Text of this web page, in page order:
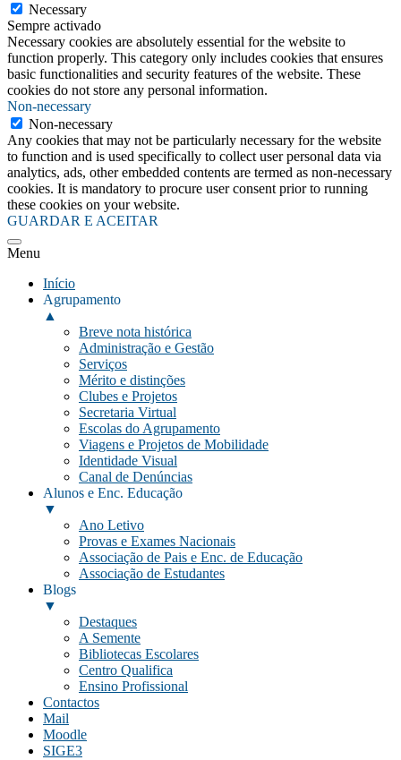
Necessary
Sempre activado
Necessary cookies are absolutely essential for the website to
function properly. This category only includes cookies that ensures
basic functionalities and security features of the website. These
cookies do not store any personal information.
Non-necessary
Non-necessary
Any cookies that may not be particularly necessary for the website
to function and is used specifically to collect user personal data via
analytics, ads, other embedded contents are termed as non-necessary
cookies. It is mandatory to procure user consent prior to running
these cookies on your website.
GUARDAR E ACEITAR
Menu
Início
Agrupamento
▲
Breve nota histórica
Administração e Gestão
Serviços
Mérito e distinções
Clubes e Projetos
Secretaria Virtual
Escolas do Agrupamento
Viagens e Projetos de Mobilidade
Identidade Visual
Canal de Denúncias
Alunos e Enc. Educação
▼
Ano Letivo
Provas e Exames Nacionais
Associação de Pais e Enc. de Educação
Associação de Estudantes
Blogs
▼
Destaques
A Semente
Bibliotecas Escolares
Centro Qualifica
Ensino Profissional
Contactos
Mail
Moodle
SIGE3